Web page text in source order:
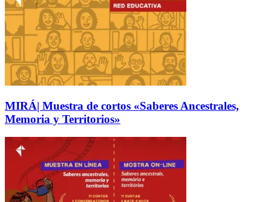
MIRÁ| Muestra de cortos «Saberes Ancestrales,
Memoria y Territorios»